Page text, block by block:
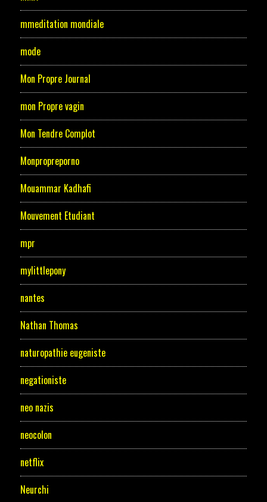
mmeditation mondiale
mode
Mon Propre Journal
mon Propre vagin
Mon Tendre Complot
Monpropreporno
Mouammar Kadhafi
Mouvement Etudiant
mpr
mylittlepony
nantes
Nathan Thomas
naturopathie eugeniste
negationiste
neo nazis
neocolon
netflix
Neurchi